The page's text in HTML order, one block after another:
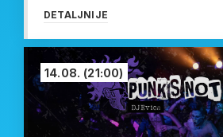
DETALJNIJE
14.08. (21:00)